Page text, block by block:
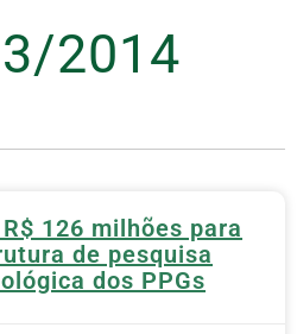
2014
126 milhões para
de pesquisa
dos PPGs